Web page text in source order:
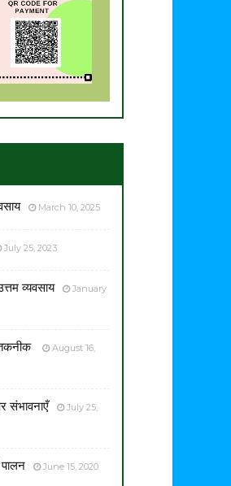
March 10, 2025
July 25, 2023
व्यवसाय
January
August 16,
संभावनाएँ
July 25,
June 15, 2020